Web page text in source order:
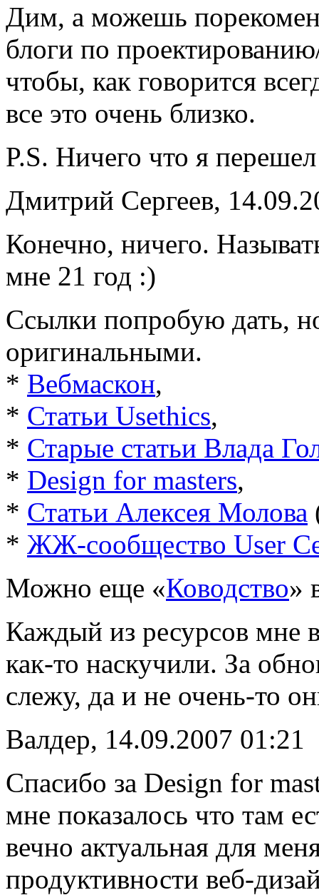
Дим, а можешь
блоги по
чтобы, как говорится
все это очень близко.
P.S. Ничего что я
Дмитрий Сергеев,
Конечно, ничего.
мне 21 год :)
Ссылки попробую дать,
оригинальными.
* Вебмаскон,
* Статьи Usethics,
* Старые статьи Влада
* Design for masters,
* Статьи Алексея Молова
* ЖЖ-сообщество User
Можно еще «Ководство»
Каждый из ресурсов мне
как-то наскучили. За
слежу, да и не очень-то
Валдер, 14.09.2007 01:21
Спасибо за Design for
мне показалось что там
вечно актуальная для
продуктивности веб-